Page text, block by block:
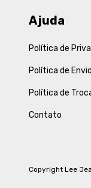
Ajuda
Política de
Política de Envio
Política de
Contato
Copyright Lee